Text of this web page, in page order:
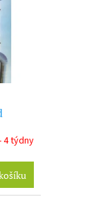
4 týdny